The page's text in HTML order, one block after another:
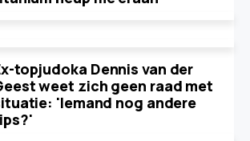
topjudoka Dennis van der
weet zich geen raad met
'Iemand nog andere